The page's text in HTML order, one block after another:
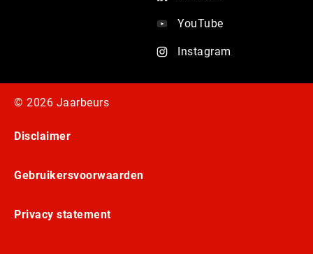
YouTube
Instagram
© 2026 Jaarbeurs
Disclaimer
Gebruikersvoorwaarden
Privacy statement